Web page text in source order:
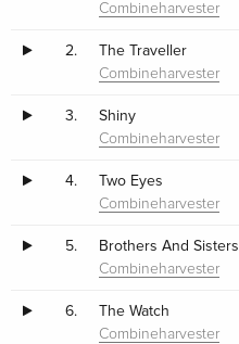
Combineharvester
2. The Traveller
Combineharvester
3. Shiny
Combineharvester
4. Two Eyes
Combineharvester
5. Brothers And Sisters
Combineharvester
6. The Watch
Combineharvester